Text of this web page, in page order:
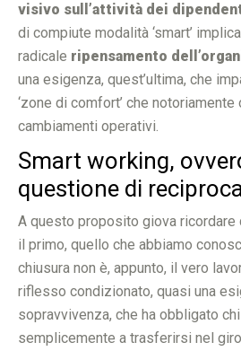
visivo sull’attività dei
di compiute modalità ‘smart’
radicale ripensamento
una esigenza, quest’ultima, che
‘zone di comfort’ che
cambiamenti operativi.
Smart working,
questione di
A questo proposito giova ricordare
il primo, quello che abbiamo
chiusura non è, appunto, il vero
riflesso condizionato, quasi una
sopravvivenza, che ha obbligato
semplicemente a trasferirsi nel